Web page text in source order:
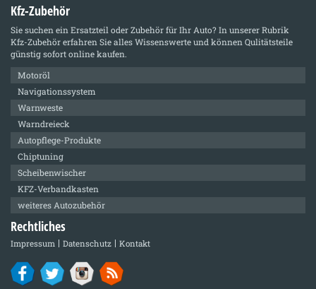
Kfz-Zubehör
Sie suchen ein Ersatzteil oder Zubehör für Ihr Auto? In unserer Rubrik
Kfz-Zubehörerfahren Sie alles Wissenswerte und können Qulitätsteile
günstig sofort online kaufen.
Motoröl
Navigationssystem
Warnweste
Warndreieck
Autopflege-Produkte
Chiptuning
Scheibenwischer
KFZ-Verbandkasten
weiteres Autozubehör
Rechtliches
Impressum Datenschutz Kontakt